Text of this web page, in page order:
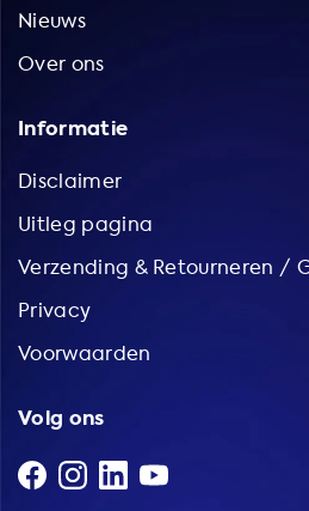
Nieuws
Over ons
Informatie
Disclaimer
Uitleg pagina
Verzending & Retourneren /
Privacy
Voorwaarden
Volg ons